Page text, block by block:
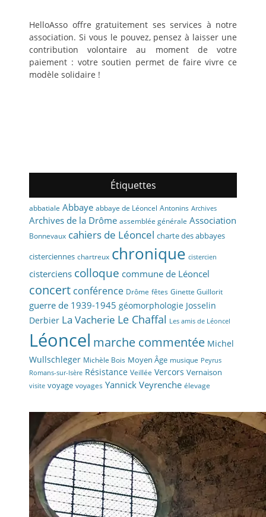
HelloAsso offre gratuitement ses services à notre
association. Si vous le pouvez, pensez à laisser une
contribution volontaire au moment de votre
paiement : votre soutien permet de faire vivre ce
modèle solidaire !
Étiquettes
abbatiale Abbaye abbaye de Léoncel Antonins Archives
Archives de la Drôme assemblée générale Association
Bonnevaux cahiers de Léoncel charte des abbayes
cisterciennes chartreux chronique cistercien
cisterciens colloque commune de Léoncel
concert conférence Drôme fêtes Ginette Guillorit
guerre de 1939-1945 géomorphologie Josselin
Derbier La Vacherie Le Chaffal Les amis de Léoncel
Léoncel marche commentée Michel
Wullschleger Michèle Bois Moyen Âge musique Peyrus
Romans-sur-Isère Résistance Veillée Vercors Vernaison
visite voyage voyages Yannick Veyrenche élevage